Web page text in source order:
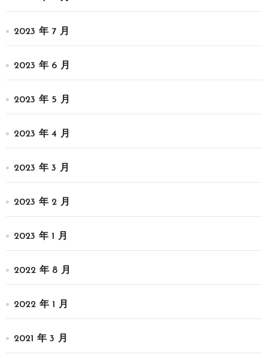
2023 年 7 月
2023 年 6 月
2023 年 5 月
2023 年 4 月
2023 年 3 月
2023 年 2 月
2023 年 1 月
2022 年 8 月
2022 年 1 月
2021 年 3 月